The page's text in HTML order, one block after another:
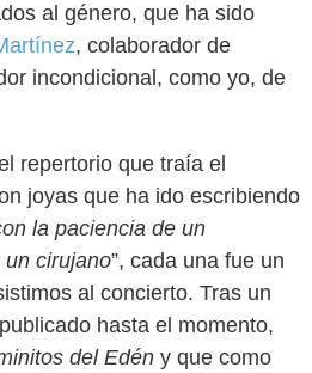
al género, que ha sido
, colaborador de
incondicional, como yo, de
repertorio que traía el
joyas que ha ido escribiendo
la paciencia de un
cirujano”, cada una fue un
al concierto. Tras un
hasta el momento,
del Edén y que como